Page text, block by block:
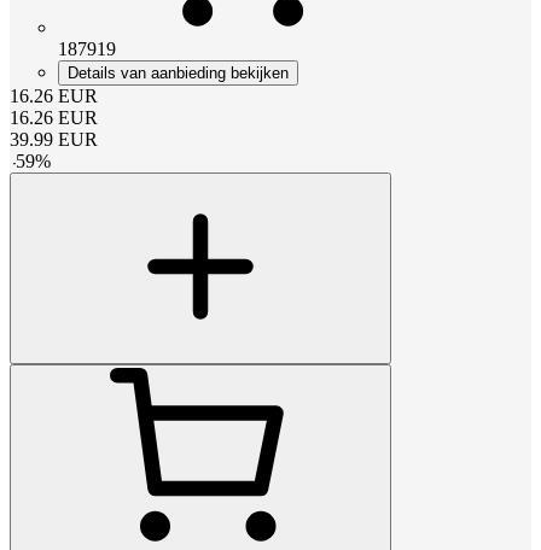
187919
Details van aanbieding bekijken
16.26 EUR
16.26 EUR
39.99 EUR
-59%